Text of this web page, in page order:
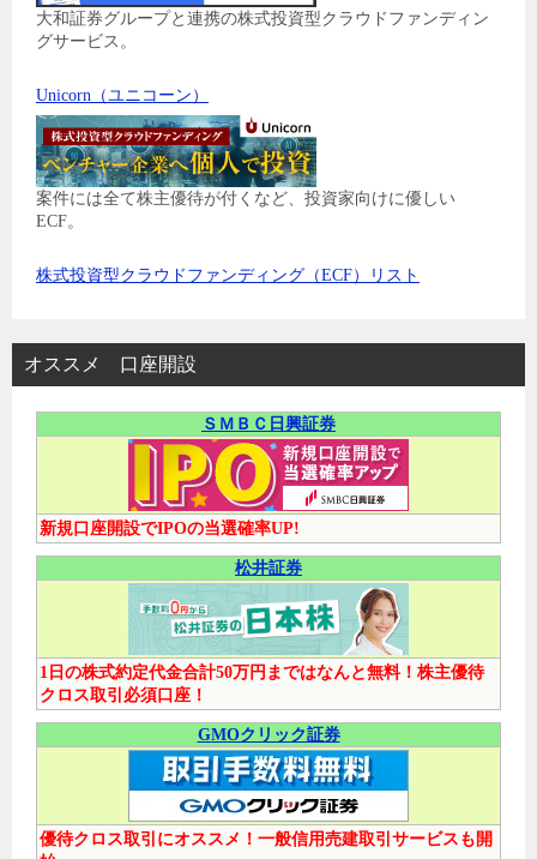
大和証券グループと連携の株式投資型クラウドファンディン
グサービス。
Unicorn（ユニコーン）
案件には全て株主優待が付くなど、投資家向けに優しい
ECF。
株式投資型クラウドファンディング（ECF）リスト
オススメ 口座開設
ＳＭＢＣ日興証券
新規口座開設でIPOの当選確率UP!
松井証券
1日の株式約定代金合計50万円まではなんと無料！株主優待
クロス取引必須口座！
GMOクリック証券
優待クロス取引にオススメ！一般信用売建取引サービスも開